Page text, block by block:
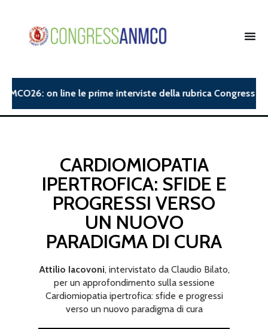
on line le prime interviste della rubrica Congress
CARDIOMIOPATIA
IPERTROFICA: SFIDE E
PROGRESSI VERSO
UN NUOVO
PARADIGMA DI CURA
Attilio Iacovoni, intervistato da Claudio Bilato,
per un approfondimento sulla sessione
Cardiomiopatia ipertrofica: sfide e progressi
verso un nuovo paradigma di cura